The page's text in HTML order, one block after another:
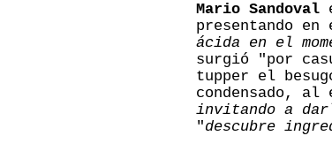
Mario Sandoval
presentando
ácida en el
surgió "por
tupper el
condensado,
invitando a
"descubre